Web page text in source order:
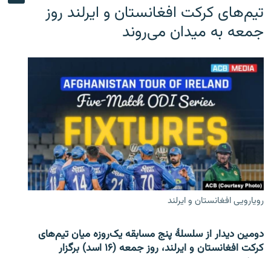
تیم‌های کرکت افغانستان و ایرلند روز
جمعه به میدان می‌روند
رویارویی افغانستان و ایرلند
دومین دیدار از سلسلۀ پنج مسابقه یک‌روزه میان تیم‌های
کرکت افغانستان و ایرلند، روز جمعه (۱۶ اسد) برگزار